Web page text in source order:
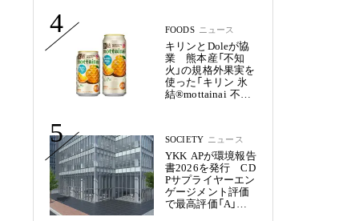
4 FOODS ニュース
キリンとDoleが協
業 熊本産「不知
火」の規格外果実を
使った「キリン 氷
結®mottainai 不知
5 SOCIETY ニュース
YKK APが環境報告
書2026を発行 CD
Pサプライヤーエン
ゲージメント評価
で最高評価「A」を